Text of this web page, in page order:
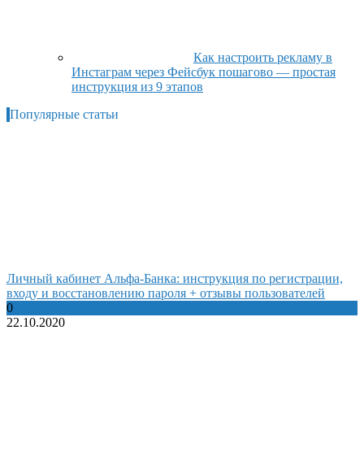
Как настроить рекламу в
Инстаграм через Фейсбук пошагово — простая
инструкция из 9 этапов
Популярные статьи
Личный кабинет Альфа-Банка: инструкция по регистрации,
входу и восстановлению пароля + отзывы пользователей
0
22.10.2020